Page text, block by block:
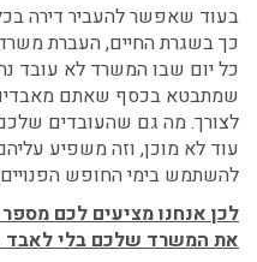
בעוד שאפשר להעביר דירה
כך בשגרת החיים, העברת
כל יום שבו המשרד לא עובד
שמתבטא בכסף שאתם
לצורך. מה גם שהעובדים
עוד לא מוכן, וזה משפיע
להשתמש בימי החופש
לכן אנחנו מציעים לכם
את המשרד שלכם בלי לאבד